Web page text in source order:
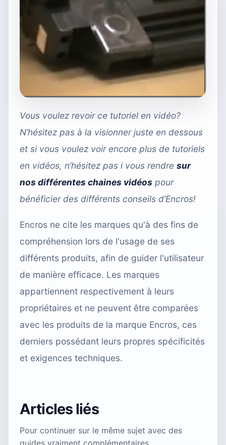
Vous voulez revoir ce tutoriel en vidéo?
N’hésitez pas à la visionner juste en dessous
et si vous voulez voir encore plus de tutoriels
en vidéos, n’hésitez pas i vous rendre sur
nos différentes chaines vidéos pour
bénéficier des différents conseils d’Encros!
Encros ne cite les marques qu'à des fins de
compréhension lors de l'usage de ses
différents produits, afin de guider l'utilisateur
de manière efficace. Les marques
appartiennent respectivement à leurs
propriétaires et ne peuvent être comparées
avec les produits de la marque Encros, ces
derniers possédant leurs propres spécificités
et exigences techniques.
Articles liés
Pour continuer sur le même sujet avec des